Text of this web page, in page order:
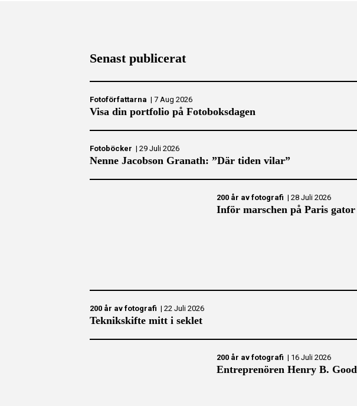
Senast publicerat
Fotoförfattarna | 7 Aug 2026
Visa din portfolio på Fotoboksdagen
Fotoböcker | 29 Juli 2026
Nenne Jacobson Granath: ”Där tiden vilar”
200 år av fotografi | 28 Juli 2026
Inför marschen på Paris gator
200 år av fotografi | 22 Juli 2026
Teknikskifte mitt i seklet
200 år av fotografi | 16 Juli 2026
Entreprenören Henry B.